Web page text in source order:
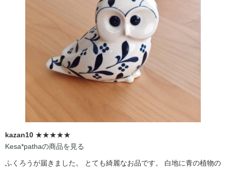
kazan10 ★★★★★
Kesa*pathaの商品を見る
ふくろうが届きました。 とても綺麗なお品です。 白地に青の植物の